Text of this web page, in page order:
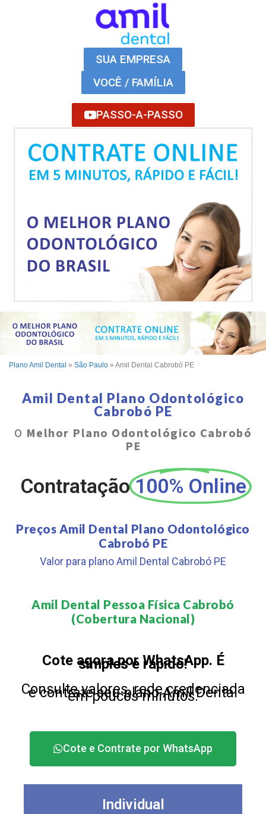
SUA EMPRESA
VOCÊ / FAMÍLIA
PASSO-A-PASSO
Plano Amil Dental » São Paulo » Amil Dental Cabrobó PE
Amil Dental Plano Odontológico
Cabrobó PE
O Melhor Plano Odontológico Cabrobó
PE
Contratação 100% Online
Preços Amil Dental Plano Odontológico
Cabrobó PE
Valor para plano Amil Dental Cabrobó PE
Amil Dental Pessoa Física Cabrobó
(Cobertura Nacional)​
Cote agora por WhatsApp. É
simples e rápido!
Consulte valores, rede credenciada
e contrate seu plano Amil Dental
em poucos minutos.
Cote e Contrate por WhatsApp
Individual